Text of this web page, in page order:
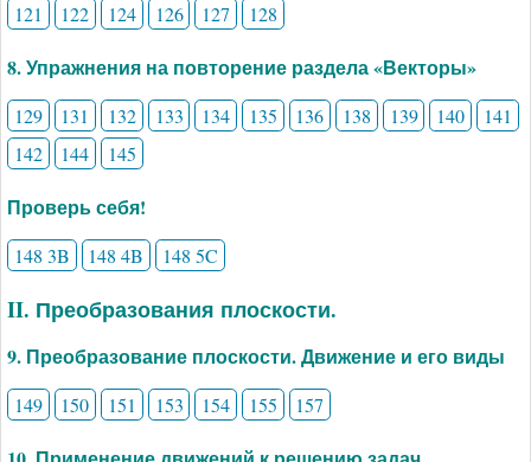
121 122 124 126 127 128
8. Упражнения на повторение раздела «Векторы»
129 131 132 133 134 135 136 138 139 140
141
142
144 145
Проверь себя!
148 3B 148 4B 148 5C
II. Преобразования плоскости.
9. Преобразование плоскости. Движение и его виды
149 150 151 153 154 155 157